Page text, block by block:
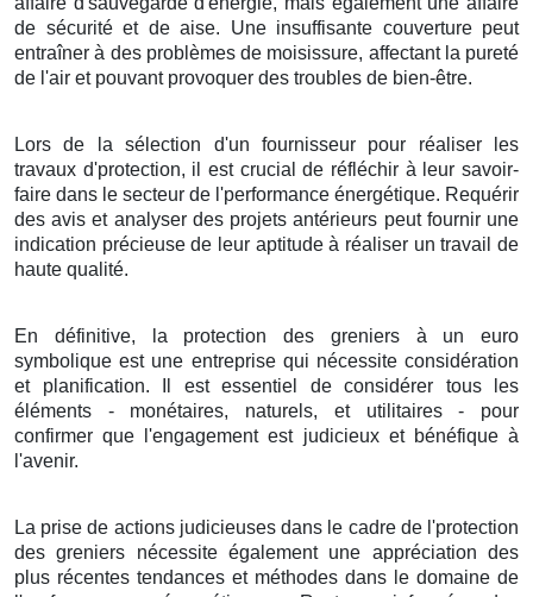
de sécuritéet de aise. Une insuffisante couverturepeut
entraîner à des problèmesde moisissure, affectant la pureté
de l'air et pouvant provoquer des troubles de bien-être.
Lors de la sélection d'un fournisseurpour réaliserles
travaux d'protection, il est crucial de réfléchir à leursavoir-
faire dans le secteur de l'performance énergétique. Requérir
desavis et analyserdes projets antérieurs peut fournirune
indication précieuse de leur aptitudeà réaliser untravail de
haute qualité.
En définitive, la protection des greniersà un
euro
symbolique est une entreprisequi nécessite considération
et planification. Il est essentiel de considérer tous les
éléments - monétaires, naturels, et utilitaires- pour
confirmer que l'engagementest judicieuxet bénéfiqueà
l'avenir.
La prise de actions judicieusesdans le cadrede l'protection
desgreniers nécessiteégalementune appréciation des
plus récentes tendances et méthodes dans le domaine de